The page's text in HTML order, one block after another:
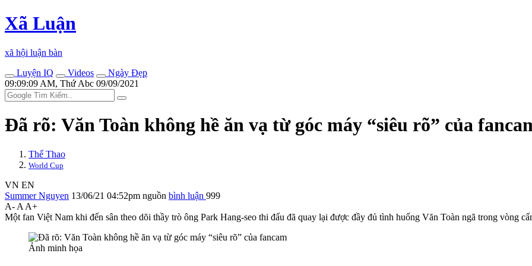
Xã Luận
xã hội luận bàn
Luyện IQ
Videos
Ngày Đẹp
09:09:09 AM, Thứ Abc 09/09/2021
Đã rõ: Văn Toàn không hề ăn vạ từ góc máy “siêu rõ” của
Thể Thao
World Cup
VN EN
Summer Nguyen 13/06/21 04:52pm nguồn bình luận 999
A- A A+
Một fan Việt Nam khi đến sân theo dõi thầy trò ông Park Hang-seo thi đấu đã quay lại được đầy đủ tình huống Văn Toàn ngã trong vòng
Ảnh minh họa